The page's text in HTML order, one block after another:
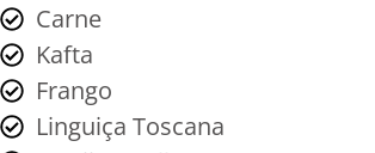
Carne
Kafta
Frango
Linguiça Toscana